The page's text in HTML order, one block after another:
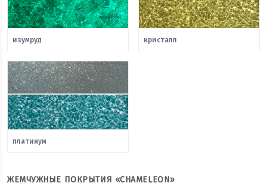
изумруд кристалл
платинум
ЖЕМЧУЖНЫЕ ПОКРЫТИЯ «CHAMELEON»